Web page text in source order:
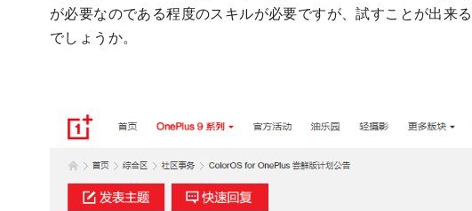
が必要なのである程度のスキルが必要ですが、試すことが出来
でしょうか。